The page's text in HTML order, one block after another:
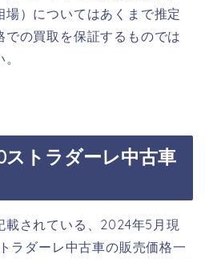
）についてはあくまで推定
の買取を保証するものでは
ストラダーレ中古車
載されている、2024年5月現
ラダーレ中古車の販売価格一